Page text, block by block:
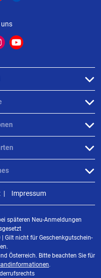
uns
Impressum
späteren Neu-Anmeldungen
| Gilt nicht für Geschenkgutschein-
Österreich. Bitte beachten Sie für
.